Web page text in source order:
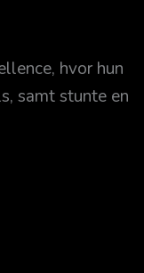
hvor hun
samt stunte en